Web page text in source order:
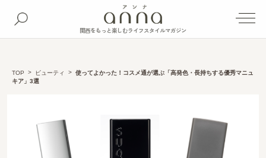
関西をもっと楽しむライフスタイルマガジン
TOP ビューティ
使ってよかった！コスメ通が選ぶ「高発色・長持ちする優秀マニュ
キア」3選